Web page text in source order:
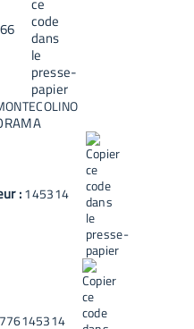
:145314